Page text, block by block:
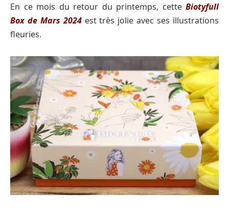
En ce mois du retour du printemps, cette Biotyfull
Box de Mars 2024est très jolie avec ses illustrations
fleuries.